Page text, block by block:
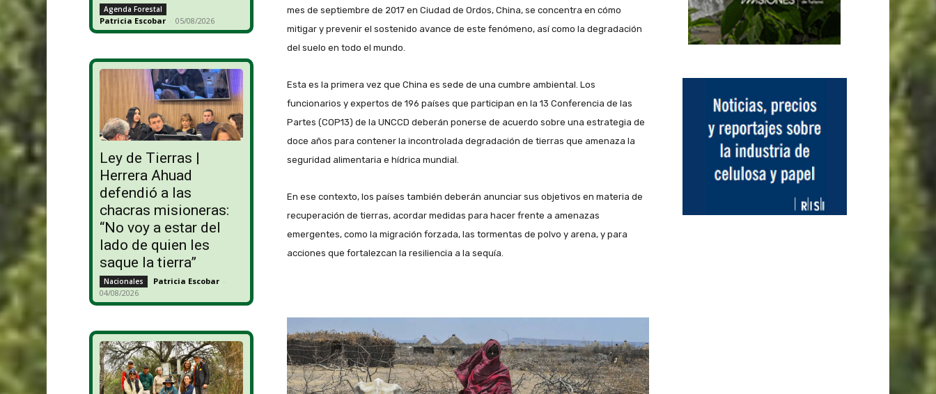
Agenda Forestal
Patricia Escobar - 05/08/2026
Ley de Tierras |
Herrera Ahuad
defendió a las
chacras misioneras:
“No voy a estar del
lado de quien les
saque la tierra”
Nacionales Patricia Escobar -
04/08/2026
mes de septiembre de 2017 en Ciudad de Ordos, China, se concentra en cómo
mitigar y prevenir el sostenido avance de este fenómeno, así como la degradación
del suelo en todo el mundo.
Esta es la primera vez que China es sede de una cumbre ambiental. Los
funcionarios y expertos de 196 países que participan en la 13 Conferencia de las
Partes (COP13) de la UNCCD deberán ponerse de acuerdo sobre una estrategia de
doce años para contener la incontrolada degradación de tierras que amenaza la
seguridad alimentaria e hídrica mundial.
En ese contexto, los países también deberán anunciar sus objetivos en materia de
recuperación de tierras, acordar medidas para hacer frente a amenazas
emergentes, como la migración forzada, las tormentas de polvo y arena, y para
acciones que fortalezcan la resiliencia a la sequía.